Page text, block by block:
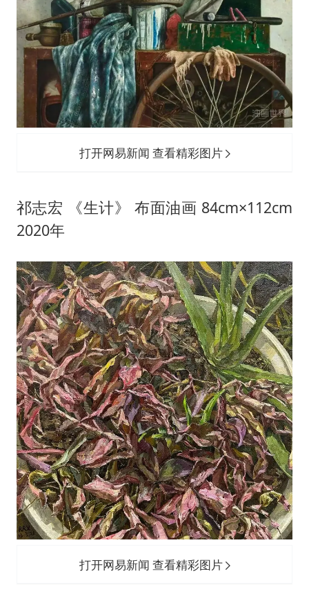
打开网易新闻 查看精彩图片
祁志宏 《生计》 布面油画 84cm×112cm
2020年
打开网易新闻 查看精彩图片